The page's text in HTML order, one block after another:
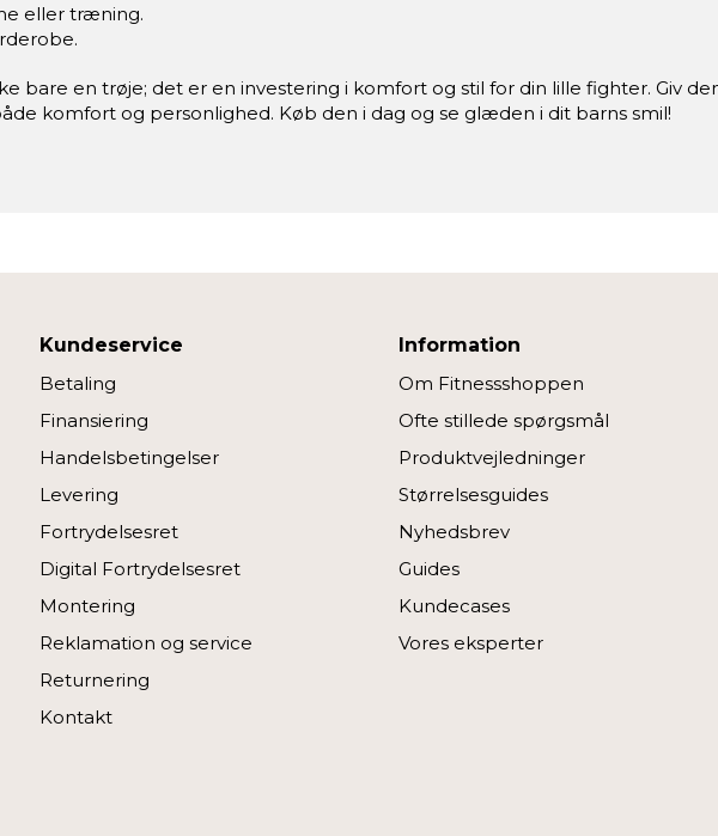
eller træning.
bare en trøje; det er en investering i komfort og stil for din lille fighter. Giv
komfort og personlighed. Køb den i dag og se glæden i dit barns smil!
Kundeservice
Betaling
Finansiering
Handelsbetingelser
Levering
Fortrydelsesret
Digital Fortrydelsesret
Montering
Reklamation og service
Returnering
Kontakt
Information
Om Fitnessshoppen
Ofte stillede spørgsmål
Produktvejledninger
Størrelsesguides
Nyhedsbrev
Guides
Kundecases
Vores eksperter